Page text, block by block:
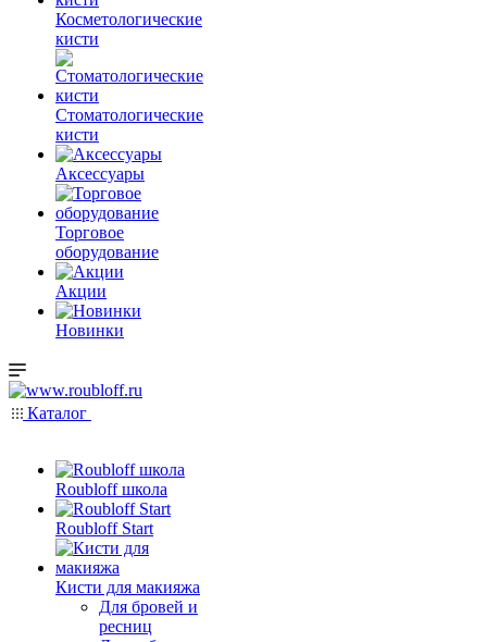
Косметологические
кисти
Стоматологические
кисти
Аксессуары
Торговое
оборудование
Акции
Новинки
Каталог
Roubloff школа
Roubloff Start
Кисти для макияжа
Для бровей и
ресниц